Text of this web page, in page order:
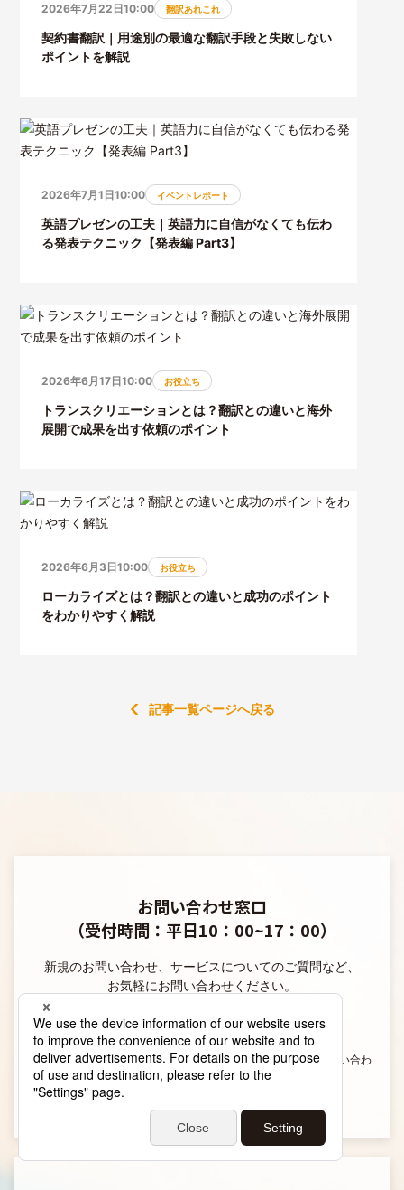
2026年7月22日10:00 翻訳あれこれ
契約書翻訳｜用途別の最適な翻訳手段と失敗しない
ポイントを解説
2026年7月1日10:00 イベントレポート
英語プレゼンの工夫｜英語力に自信がなくても伝わ
る発表テクニック【発表編 Part3】
2026年6月17日10:00 お役立ち
トランスクリエーションとは？翻訳との違いと海外
展開で成果を出す依頼のポイント
2026年6月3日10:00 お役立ち
ローカライズとは？翻訳との違いと成功のポイント
をわかりやすく解説
記事一覧ページへ戻る
お問い合わせ窓口
（受付時間：平日10：00~17：00）
新規のお問い合わせ、サービスについてのご質問など、
お気軽にお問い合わせください。
03-6778-4586
上記の受付時間外および休業日（土日祝・年末年始）にお問い合わ
せいただいた場合は、翌営業日の対応となります。
当社の営業時間は平日9：00～18：00です。